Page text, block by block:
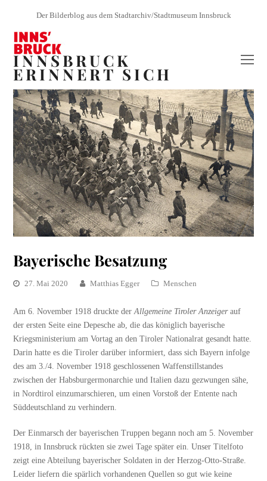
Der Bilderblog aus dem Stadtarchiv/Stadtmuseum Innsbruck
INNSBRUCK
ERINNERT SICH
Bayerische Besatzung
27. Mai 2020 Matthias Egger Menschen
Am 6. November 1918 druckte derAllgemeine Tiroler Anzeigerauf
der ersten Seite eine Depesche ab, die das königlich bayerische
Kriegsministerium am Vortag an den Tiroler Nationalrat gesandt hatte.
Darin hatte es die Tiroler darüber informiert, dass sich Bayern infolge
des am 3./4. November 1918 geschlossenen Waffenstillstandes
zwischen der Habsburgermonarchie und Italien dazu gezwungen sähe,
in Nordtirol einzumarschieren, um einen Vorstoß der Entente nach
Süddeutschland zu verhindern.
Der Einmarsch der bayerischen Truppen begann noch am 5. November
1918, in Innsbruck rückten sie zwei Tage später ein. Unser Titelfoto
zeigt eine Abteilung bayerischer Soldaten in der Herzog-Otto-Straße.
Leider liefern die spärlich vorhandenen Quellen so gut wie keine